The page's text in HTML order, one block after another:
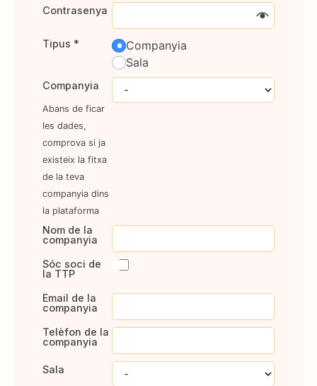
Contrasenya
Tipus *
Companyia
Sala
Companyia
Abans de ficar
les dades,
comprova si ja
existeix la fitxa
de la teva
companyia dins
la plataforma
Nom de la
companyia
Sóc soci de
la TTP
Email de la
companyia
Telèfon de la
companyia
Sala